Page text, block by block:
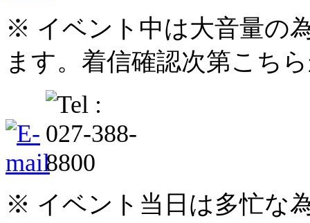
※ イベント中は大音量の
ます。着信確認次第こち
※ イベント当日は多忙な